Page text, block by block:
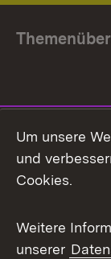
Facebook
X / Twitter
Um unsere
und
Cookies.
Weitere
unserer